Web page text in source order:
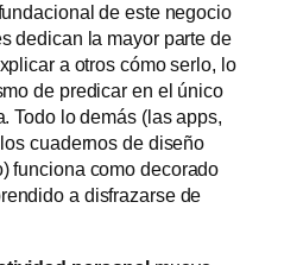
de este negocio
dedican la mayor parte de
a otros cómo serlo, lo
de predicar en el único
Todo lo demás (las apps,
cuadernos de diseño
funciona como decorado
a disfrazarse de